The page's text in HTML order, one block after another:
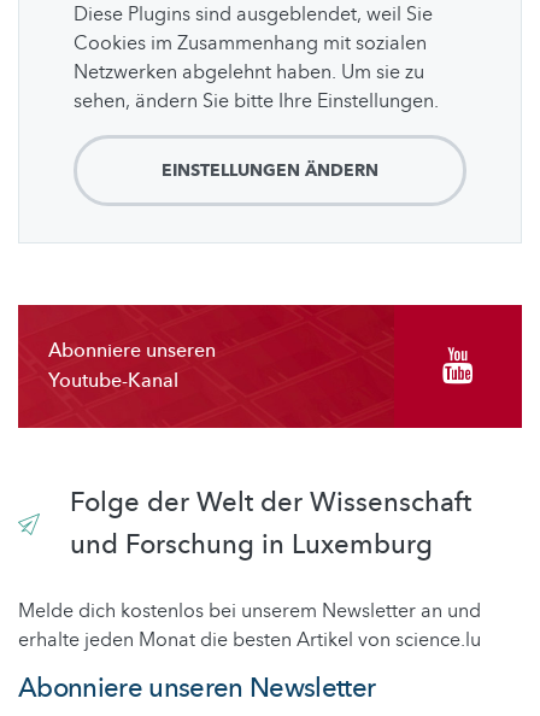
Diese Plugins sind ausgeblendet, weil Sie
Cookies im Zusammenhang mit sozialen
Netzwerken abgelehnt haben. Um sie zu
sehen, ändern Sie bitte Ihre Einstellungen.
EINSTELLUNGEN ÄNDERN
Abonniere unseren
Youtube-Kanal
Folge der Welt der Wissenschaft
und Forschung in Luxemburg
Melde dich kostenlos bei unserem Newsletter an und
erhalte jeden Monat die besten Artikel von science.lu
Abonniere unseren Newsletter